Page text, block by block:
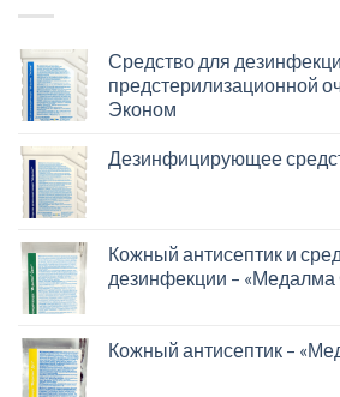
Средство для
предстерилизационной
Эконом
Дезинфицирующее
Кожный антисептик и
дезинфекции – «Медалма
Кожный антисептик –